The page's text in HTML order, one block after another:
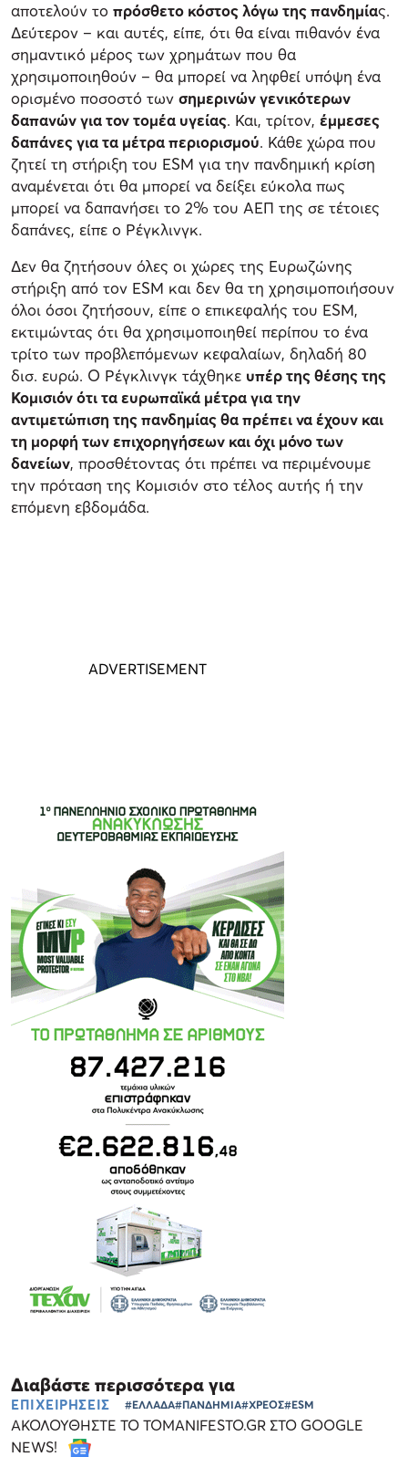
αποτελούν το πρόσθετο κόστος λόγω της πανδημίας.
Δεύτερον – και αυτές, είπε, ότι θα είναι πιθανόν ένα
σημαντικό μέρος των χρημάτων που θα
χρησιμοποιηθούν – θα μπορεί να ληφθεί υπόψη ένα
ορισμένο ποσοστό των σημερινών γενικότερων
δαπανών για τον τομέα υγείας. Και, τρίτον, έμμεσες
δαπάνες για τα μέτρα περιορισμού. Κάθε χώρα που
ζητεί τη στήριξη του ESM για την πανδημική κρίση
αναμένεται ότι θα μπορεί να δείξει εύκολα πως
μπορεί να δαπανήσει το 2% του ΑΕΠ της σε τέτοιες
δαπάνες, είπε ο Ρέγκλινγκ.
Δεν θα ζητήσουν όλες οι χώρες της Ευρωζώνης
στήριξη από τον ESM και δεν θα τη χρησιμοποιήσουν
όλοι όσοι ζητήσουν, είπε ο επικεφαλής του ESM,
εκτιμώντας ότι θα χρησιμοποιηθεί περίπου το ένα
τρίτο των προβλεπόμενων κεφαλαίων, δηλαδή 80
δισ. ευρώ. Ο Ρέγκλινγκ τάχθηκε υπέρ της θέσης της
Κομισιόν ότι τα ευρωπαϊκά μέτρα για την
αντιμετώπιση της πανδημίας θα πρέπει να έχουν και
τη μορφή των επιχορηγήσεων και όχι μόνο των
δανείων, προσθέτοντας ότι πρέπει να περιμένουμε
την πρόταση της Κομισιόν στο τέλος αυτής ή την
επόμενη εβδομάδα.
Διαβάστε περισσότερα για
ΕΠΙΧΕΙΡΗΣΕΙΣ #ΕΛΛΑΔΑ#ΠΑΝΔΗΜΙΑ#ΧΡΕΟΣ#ESM
ΑΚΟΛΟΥΘΗΣΤΕ ΤΟ TOMANIFESTO.GR ΣΤΟ GOOGLE
NEWS!